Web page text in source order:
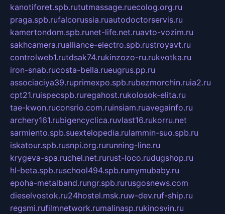
kanotiforet.spb.rututmassage.ruecolog.org.ru
praga.spb.rufalcorussia.ruautodoctorservis.ru
kamertondom.spb.runet-life.net.ruavto-vozim.ru
sakhcamera.rualliance-electro.spb.rustroyavt.ru
controlweb1.rutdsak74.rukinzozo-ru.rukvotka.ru
iron-snab.rucosta-bella.rueugrus.pp.ru
associaciya39.ruprimexpo.spb.rubezmorchin.ruia2.ru
cpt21.ruispecspb.ruregahost.rukolosok-elita.ru
tae-kwon.ruconsrio.com.ruinsiam.ruavegainfo.ru
archery161.rubigencyclica.ruvlast16.rukorru.net
sarmiento.spb.suextelopedia.rulammin-suo.spb.ru
iskatour.spb.rusnpi.org.rurunning-line.ru
krygeva-spa.ruchel.net.rurust-loco.rudugshop.ru
hl-beta.spb.ruschool494.spb.rumymubaby.ru
epoha-metalband.rungr.spb.rurusgosnews.com
dieselvostok.ru24hostel.msk.ruw-dev.ruf-ship.ru
regsmi.rufilmnetwork.rumalinasp.rukinosvin.ru